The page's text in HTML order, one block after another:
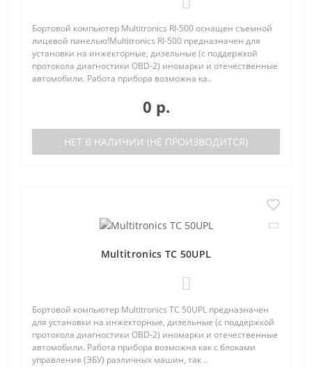
Бортовой компьютер Multitronics RI-500 оснащен съемной
лицевой панелью!Multitronics RI-500 предназначен для
установки на инжекторные, дизельные (с поддержкой
протокола диагностики OBD-2) иномарки и отечественные
автомобили. Работа прибора возможна ка..
0 р.
НЕТ В НАЛИЧИИ (НЕ ПРОИЗВОДИТСЯ)
Multitronics TC 50UPL
Бортовой компьютер Multitronics TC 50UPL предназначен
для установки на инжекторные, дизельные (с поддержкой
протокола диагностики OBD-2) иномарки и отечественные
автомобили. Работа прибора возможна как с блоками
управления (ЭБУ) различных машин, так ..